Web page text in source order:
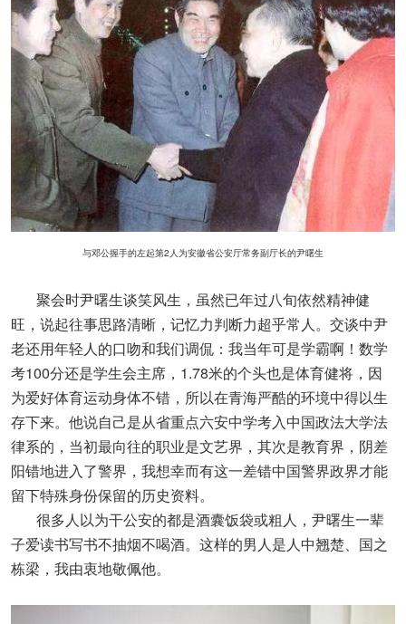
与邓公握手的左起第2人为安徽省公安厅常务副厅长的尹曙生
聚会时尹曙生谈笑风生，虽然已年过八旬依然精神健
旺，说起往事思路清晰，记忆力判断力超乎常人。交谈中尹
老还用年轻人的口吻和我们调侃：我当年可是学霸啊！数学
考100分还是学生会主席，1.78米的个头也是体育健将，因
为爱好体育运动身体不错，所以在青海严酷的环境中得以生
存下来。他说自己是从省重点六安中学考入中国政法大学法
律系的，当初最向往的职业是文艺界，其次是教育界，阴差
阳错地进入了警界，我想幸而有这一差错中国警界政界才能
留下特殊身份保留的历史资料。
很多人以为干公安的都是酒囊饭袋或粗人，尹曙生一辈
子爱读书写书不抽烟不喝酒。这样的男人是人中翘楚、国之
栋梁，我由衷地敬佩他。